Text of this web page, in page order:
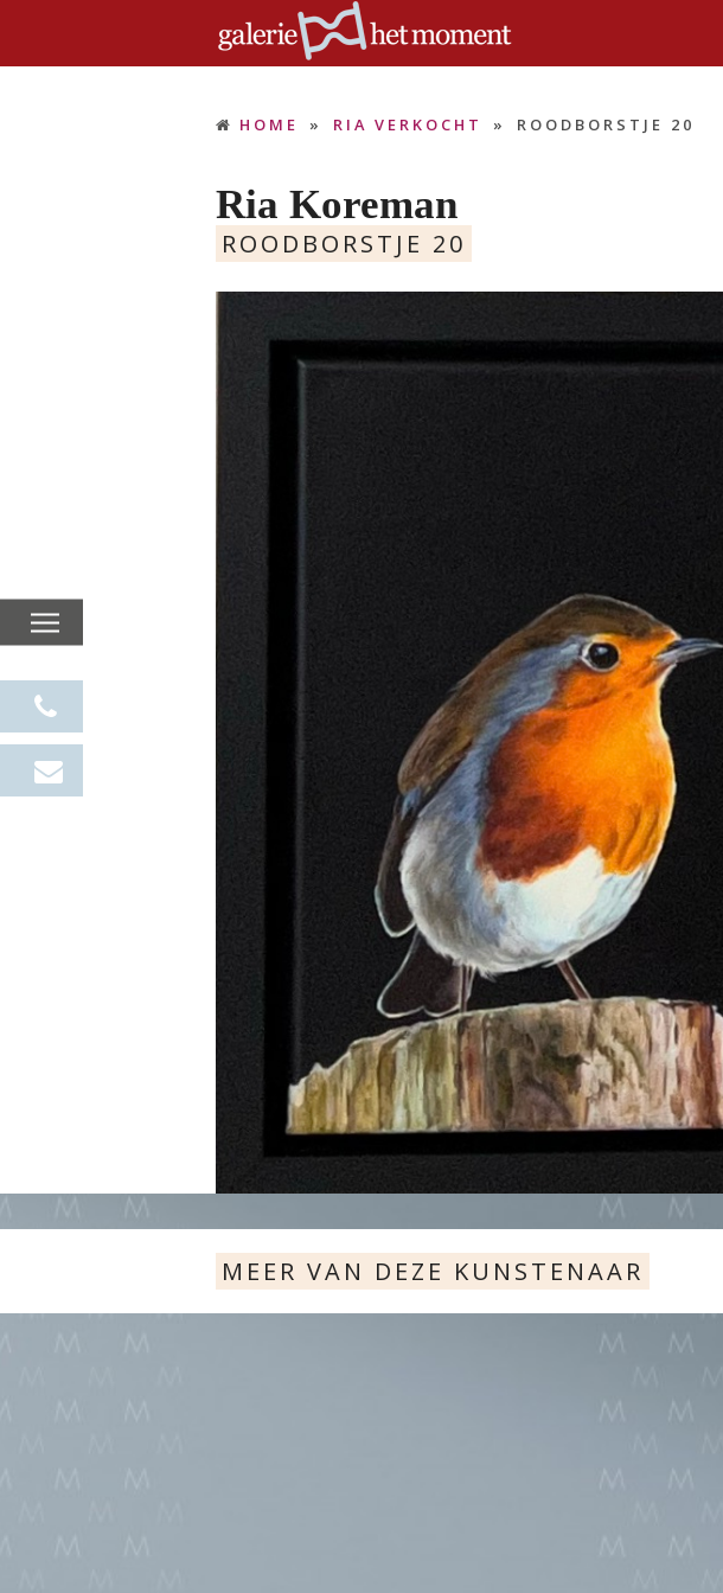
HOME » RIA VERKOCHT » ROODBORSTJE 20
Ria Koreman
ROODBORSTJE 20
MEER VAN DEZE KUNSTENAAR